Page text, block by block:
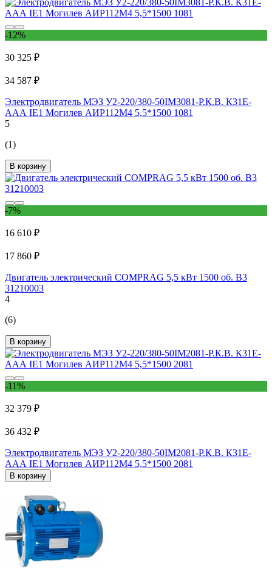
-12%
30 325 ₽
34 587 ₽
Электродвигатель МЭЗ У2-220/380-50IM3081-Р.К.В. К31Е-
ААА IE1 Могилев АИР112М4 5,5*1500 1081
5
(1)
В корзину
-7%
16 610 ₽
17 860 ₽
Двигатель электрический COMPRAG 5,5 кВт 1500 об. B3
31210003
4
(6)
В корзину
-11%
32 379 ₽
36 432 ₽
Электродвигатель МЭЗ У2-220/380-50IM2081-Р.К.В. К31Е-
ААА IE1 Могилев АИР112М4 5,5*1500 2081
В корзину